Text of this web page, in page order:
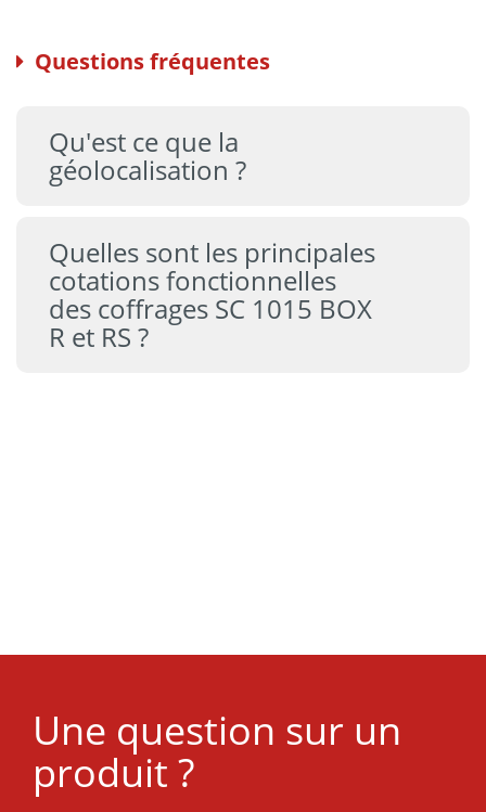
Questions fréquentes
Qu'est ce que la
géolocalisation ?
Quelles sont les principales
cotations fonctionnelles
des coffrages SC 1015 BOX
R et RS ?
Une question sur un
produit ?